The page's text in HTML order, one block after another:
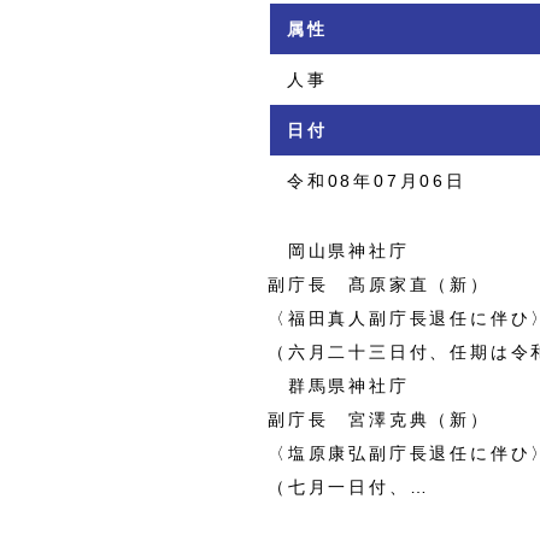
属性
人事
日付
令和08年07月06日
岡山県神社庁
副庁長 髙原家直（新）
〈福田真人副庁長退任に伴ひ
（六月二十三日付、任期は令
群馬県神社庁
副庁長 宮澤克典（新）
〈塩原康弘副庁長退任に伴ひ
（七月一日付、…